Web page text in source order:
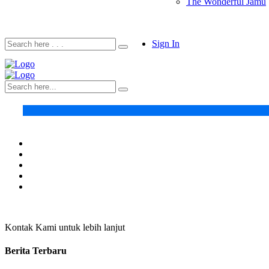
Sign In
Kontak Kami untuk lebih lanjut
Berita Terbaru